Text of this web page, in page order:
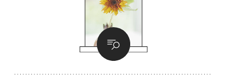
吉田羊さんの着物と12のアソビゴコロ
長谷川あかりさんの今週もお疲れ様つまみ